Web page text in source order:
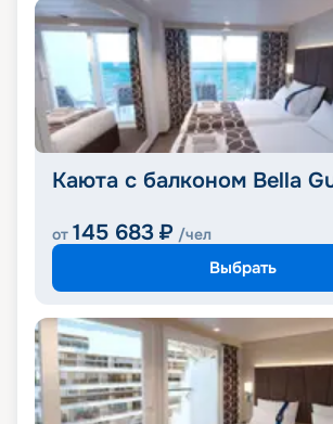
Каюта с балконом Bella
от 145 683 ₽ /чел
Выбрать